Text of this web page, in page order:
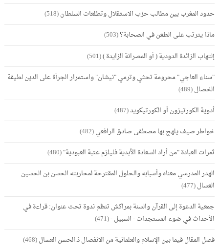
حدود المغرب بين مطالب حزب الاستقلال وتطلعات السلطان(518)
ماذا يترتب على الطعن في الصحابة؟(503)
إلتهاب الزائدة الدودية ( أو المصرانة الزايدة )(501)
"سناء العاجي" محرومة تحثي وترمي "نيشان" واستمرار الجرأة على الدين لطيفة
الخصال(489)
أدوية الكورتيزون أو الكورتيكويد(487)
خواطر صيف يلهج بها مصطفى صادق الرافعي(482)
ثمرات العبادة "من أراد السعادة الأبدية فليلزم عتبة العبودية"(480)
الهدر المدرسي معناه وأسبابه والحلول المقترحة لمحاربته الحسن بن الحسين
العسال(477)
جمعية الدعوة إلى القرآن والسنة بمراكش تنظم ندوة تحت عنوان: قراءة في
الأحداث في ضوء المستجدات - السبيل -(471)
فصل المقال فيما بين الإسلام والعلمانية من الانفصال ذ.الحسن العسال(468)